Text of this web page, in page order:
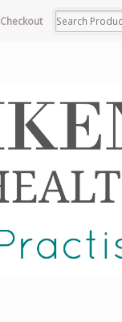
Checkout